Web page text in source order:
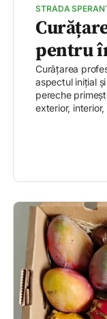
STRADA
pentru
Curățarea
aspectul inițial
pereche
exterior, interior,